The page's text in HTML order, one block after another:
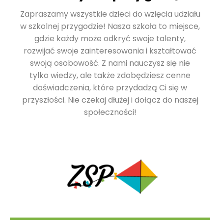
Zapraszamy wszystkie dzieci do wzięcia udziału
w szkolnej przygodzie! Nasza szkoła to miejsce,
gdzie każdy może odkryć swoje talenty,
rozwijać swoje zainteresowania i kształtować
swoją osobowość. Z nami nauczysz się nie
tylko wiedzy, ale także zdobędziesz cenne
doświadczenia, które przydadzą Ci się w
przyszłości. Nie czekaj dłużej i dołącz do naszej
społeczności!